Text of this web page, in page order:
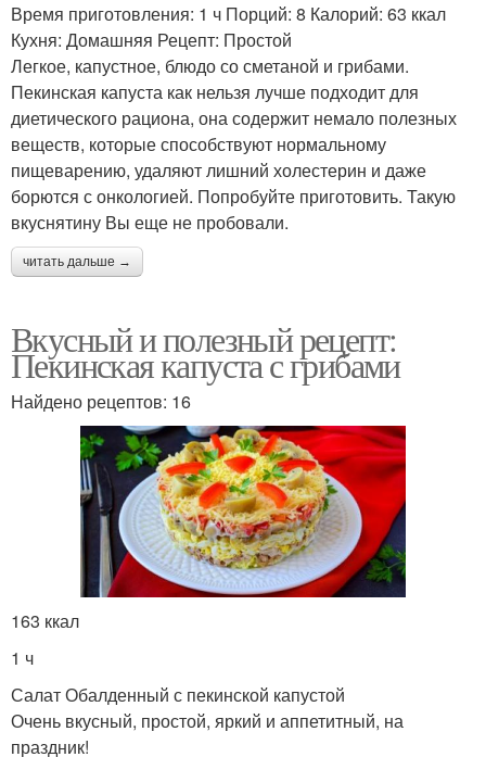
Время приготовления: 1 ч Порций: 8 Калорий: 63 ккал
Кухня: Домашняя Рецепт: Простой
Легкое, капустное, блюдо со сметаной и грибами.
Пекинская капуста как нельзя лучше подходит для
диетического рациона, она содержит немало полезных
веществ, которые способствуют нормальному
пищеварению, удаляют лишний холестерин и даже
борются с онкологией. Попробуйте приготовить. Такую
вкуснятину Вы еще не пробовали.
читать дальше →
Вкусный и полезный рецепт:
Пекинская капуста с грибами
Найдено рецептов: 16
163 ккал
1 ч
Салат Обалденный с пекинской капустой
Очень вкусный, простой, яркий и аппетитный, на
праздник!